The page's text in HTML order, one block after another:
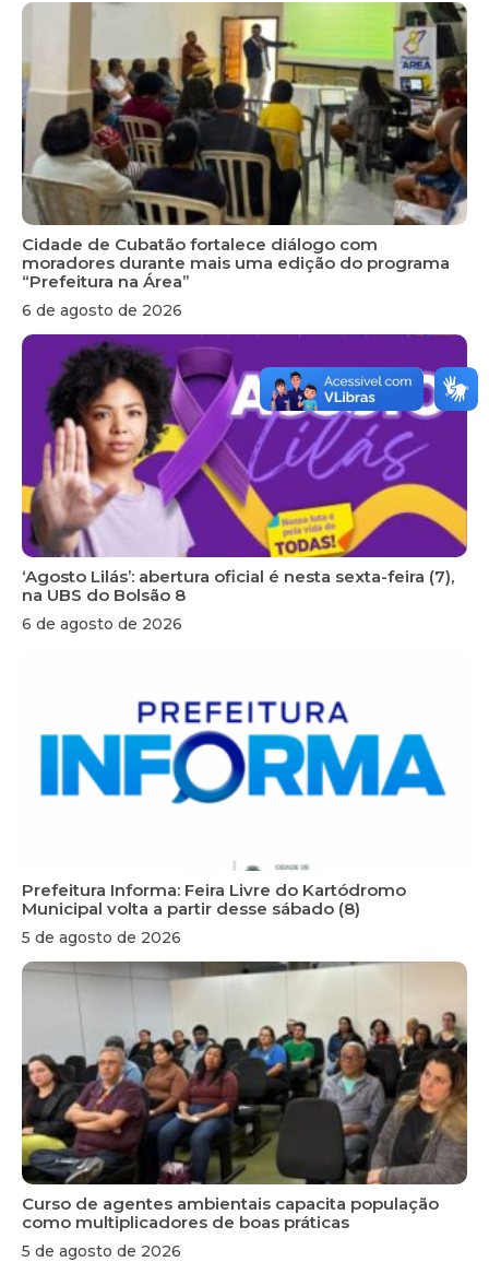
Cidade de Cubatão fortalece diálogo com
moradores durante mais uma edição do programa
“Prefeitura na Área”
6 de agosto de 2026
‘Agosto Lilás’: abertura oficial é nesta sexta-feira (7),
na UBS do Bolsão 8
6 de agosto de 2026
Prefeitura Informa: Feira Livre do Kartódromo
Municipal volta a partir desse sábado (8)
5 de agosto de 2026
Curso de agentes ambientais capacita população
como multiplicadores de boas práticas
5 de agosto de 2026